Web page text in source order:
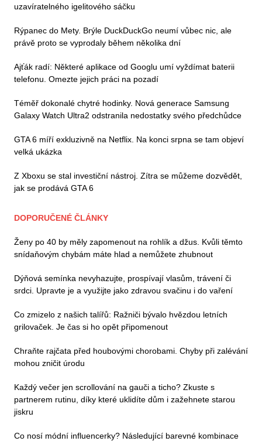
uzavíratelného igelitového sáčku
Rýpanec do Mety. Brýle DuckDuckGo neumí vůbec nic, ale
právě proto se vyprodaly během několika dní
Ajťák radí: Některé aplikace od Googlu umí vyždímat baterii
telefonu. Omezte jejich práci na pozadí
Téměř dokonalé chytré hodinky. Nová generace Samsung
Galaxy Watch Ultra2 odstranila nedostatky svého předchůdce
GTA 6 míří exkluzivně na Netflix. Na konci srpna se tam objeví
velká ukázka
Z Xboxu se stal investiční nástroj. Zítra se můžeme dozvědět,
jak se prodává GTA 6
DOPORUČENÉ ČLÁNKY
Ženy po 40 by měly zapomenout na rohlík a džus. Kvůli těmto
snídaňovým chybám máte hlad a nemůžete zhubnout
Dýňová semínka nevyhazujte, prospívají vlasům, trávení či
srdci. Upravte je a využijte jako zdravou svačinu i do vaření
Co zmizelo z našich talířů: Ražniči bývalo hvězdou letních
grilovaček. Je čas si ho opět připomenout
Chraňte rajčata před houbovými chorobami. Chyby při zalévání
mohou zničit úrodu
Každý večer jen scrollování na gauči a ticho? Zkuste s
partnerem rutinu, díky které uklidíte dům i zažehnete starou
jiskru
Co nosí módní influencerky? Následující barevné kombinace